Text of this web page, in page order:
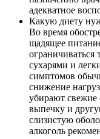
адекватное
Какую диету
Во время
щадящее
сухарями и
симптомов
снижение
убирают
выпечку и
слизистую
алкоголь